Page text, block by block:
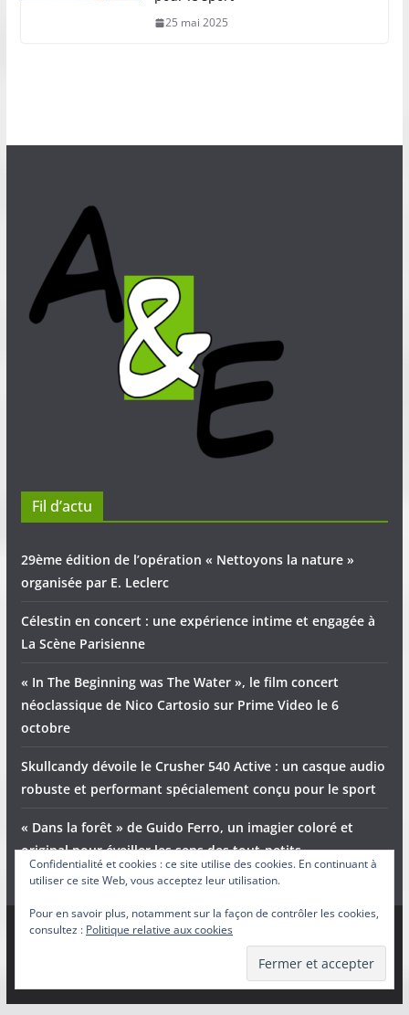
25 mai 2025
Fil d’actu
29ème édition de l’opération « Nettoyons la nature »
organisée par E. Leclerc
Célestin en concert : une expérience intime et engagée à
La Scène Parisienne
« In The Beginning was The Water », le film concert
néoclassique de Nico Cartosio sur Prime Video le 6
octobre
Skullcandy dévoile le Crusher 540 Active : un casque audio
robuste et performant spécialement conçu pour le sport
« Dans la forêt » de Guido Ferro, un imagier coloré et
original pour éveiller les sens des tout-petits
. Tous droits réservés.
par ThemeGrill. Propulsé parWordPress.
Confidentialité et cookies : ce site utilise des cookies. En continuant à
utiliser ce site Web, vous acceptez leur utilisation.
Pour en savoir plus, notamment sur la façon de contrôler les cookies,
consultez : Politique relative aux cookies